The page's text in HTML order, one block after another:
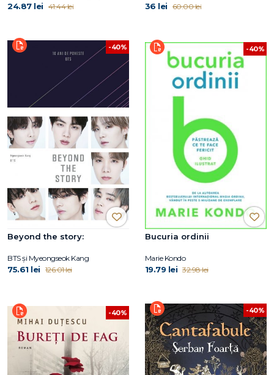
24.87 lei 41.44 lei 36 lei 60.00 lei
-40%
Beyond the story:
BTS și Myeongseok Kang
75.61 lei 126.01 lei
-40%
Bucuria ordinii
Marie Kondo
19.79 lei 32.98 lei
-40% -40%